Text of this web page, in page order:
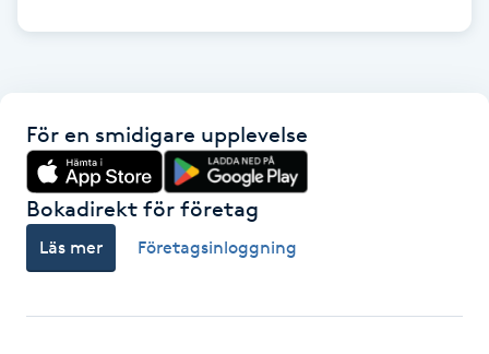
Fransk manikyr
Fransrengöring
Frekvensterapi
Friskvård
För en smidigare upplevelse
Bokadirekt för företag
Läs mer Företagsinloggning